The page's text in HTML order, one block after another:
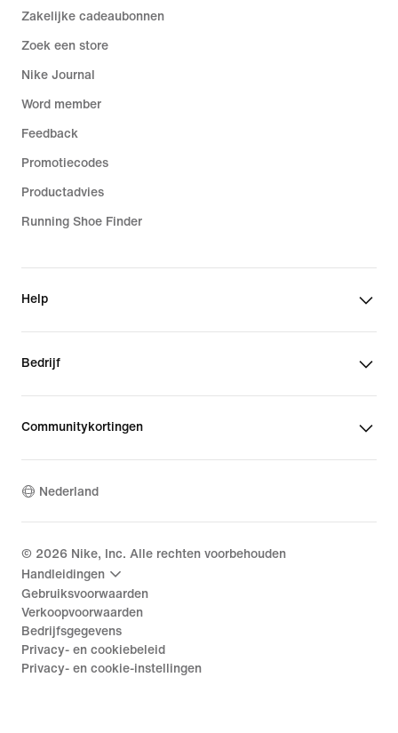
Zakelijke cadeaubonnen
Zoek een store
Nike Journal
Word member
Feedback
Promotiecodes
Productadvies
Running Shoe Finder
Help
Bedrijf
Communitykortingen
Nederland
© 2026 Nike, Inc. Alle rechten voorbehouden
Handleidingen
Gebruiksvoorwaarden
Verkoopvoorwaarden
Bedrijfsgegevens
Privacy- en cookiebeleid
Privacy- en cookie-instellingen